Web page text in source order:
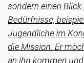
sondern einen
Bedürfnisse,
Jugendliche im
die Mission. Er
an ihn kommen